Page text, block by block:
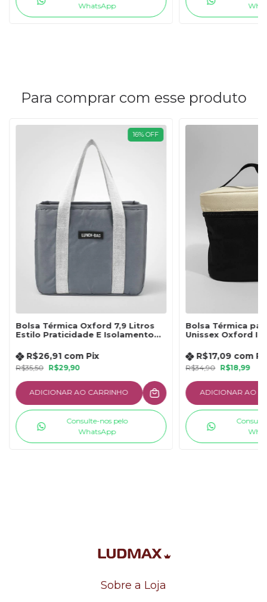
WhatsApp
Para comprar com esse produto
16%OFF
Bolsa Térmica Oxford 7,9 Litros
Estilo Praticidade E Isolamento
R$35,50 R$29,90
R$26,91 com Pix
ADICIONAR AO CARRINHO
Consulte-nos pelo
WhatsApp
Bolsa Térmica
Unissex Oxford
R$34,90 R$18,99
R$17,09 com
ADICIONAR AO
Sobre a Loja